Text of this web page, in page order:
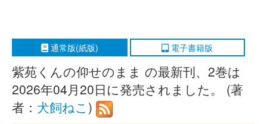
通常版(紙版) 電子書籍版
紫苑くんの仰せのまま の最新刊、2巻は
2026年04月20日に発売されました。 (著
者： 犬飼ねこ )